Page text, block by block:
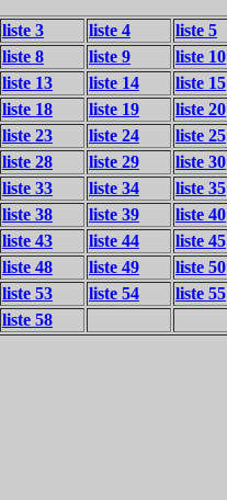
liste 3 liste 4
liste 5
liste 8 liste 9
liste 10
liste 13 liste 14
liste 15
liste 18 liste 19
liste 20
liste 23 liste 24
liste 25
liste 28 liste 29
liste 30
liste 33 liste 34
liste 35
liste 38 liste 39
liste 40
liste 43 liste 44
liste 45
liste 48 liste 49
liste 50
liste 53 liste 54
liste 55
liste 58